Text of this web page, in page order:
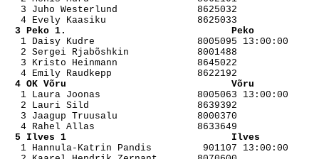
   3 Juho Westerlund              8625032
3 Peko 1.
1 Daisy Kudre                  8005095 13:00:00
   2 Sergei Rjabõshkin            8001488
   3 Kristo Heinmann              8645022
4 OK Võru
1 Laura Joonas                 8005063 13:00:00
   2 Lauri Sild                   8639392
   3 Jaagup Truusalu              8000370
5 Ilves 1
1 Hannula-Katrin Pandis         901107 13:00:00